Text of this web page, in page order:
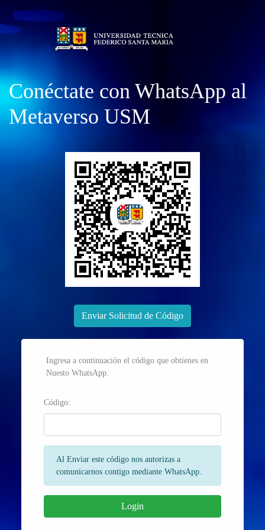
Conéctate con WhatsApp al
Metaverso USM
Enviar Solicitud de Código
Ingresa a continuación el código que obtienes en
Nuesto WhatsApp.
Código:
Al Enviar este código nos autorizas a
comunicarnos contigo mediante WhatsApp.
Login